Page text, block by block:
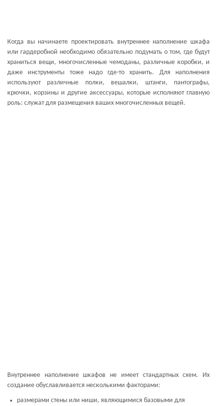
Когда вы начинаете проектировать внутреннее наполнение шкафа
или гардеробной необходимо обязательно подумать о том, где будут
храниться вещи, многочисленные чемоданы, различные коробки, и
даже инструменты тоже надо где-то хранить. Для наполнения
используют различные полки, вешалки, штанги, пантографы,
крючки, корзины и другие аксессуары, которые исполняют главную
роль: служат для размещения ваших многочисленных вещей.
Внутреннее наполнение шкафов не имеет стандартных схем. Их
создание обуславливается несколькими факторами:
размерами стены или ниши, являющимися базовыми для